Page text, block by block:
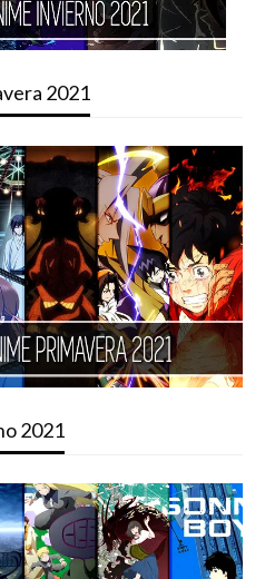
2021
2021